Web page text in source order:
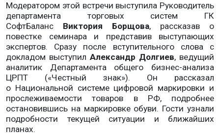
Модератором этой встречи выступила Руководитель
департамента торговых систем ГК
СофтБаланс Виктория Борщова, рассказав о
повестке семинара и представив выступающих
экспертов. Сразу после вступительного слова с
докладом выступил Александр Долгиев, ведущий
аналитик Департамента общего бизнес-анализа
ЦРПТ («Честный знак»). Он рассказал
о Национальной системе цифровой маркировки и
прослеживаемости товаров в РФ, подробнее
остановившись на маркировке обуви. Гости узнали
подробности текущей ситуации и ближайших
планах.